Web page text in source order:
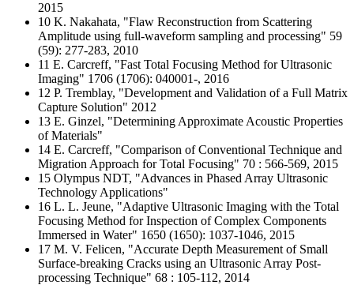
2015
10 K. Nakahata, "Flaw Reconstruction from Scattering
Amplitude using full-waveform sampling and processing" 59
(59): 277-283, 2010
11 E. Carcreff, "Fast Total Focusing Method for Ultrasonic
Imaging" 1706 (1706): 040001-, 2016
12 P. Tremblay, "Development and Validation of a Full Matrix
Capture Solution" 2012
13 E. Ginzel, "Determining Approximate Acoustic Properties
of Materials"
14 E. Carcreff, "Comparison of Conventional Technique and
Migration Approach for Total Focusing" 70 : 566-569, 2015
15 Olympus NDT, "Advances in Phased Array Ultrasonic
Technology Applications"
16 L. L. Jeune, "Adaptive Ultrasonic Imaging with the Total
Focusing Method for Inspection of Complex Components
Immersed in Water" 1650 (1650): 1037-1046, 2015
17 M. V. Felicen, "Accurate Depth Measurement of Small
Surface-breaking Cracks using an Ultrasonic Array Post-
processing Technique" 68 : 105-112, 2014